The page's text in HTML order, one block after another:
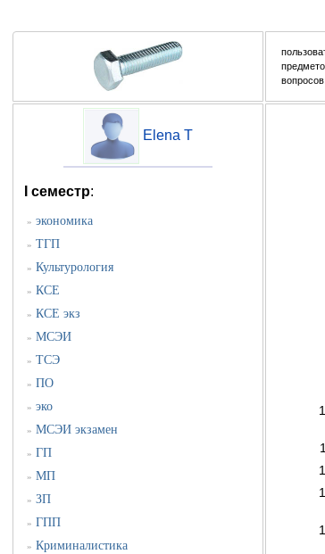
вопросов:
Elena T
I семестр:
» экономика
» ТГП
» Культурология
» КСЕ
» КСЕ экз
» МСЭИ
» ТСЭ
» ПО
» эко
» МСЭИ экзамен
» ГП
» МП
» ЗП
» ГПП
» Криминалистика